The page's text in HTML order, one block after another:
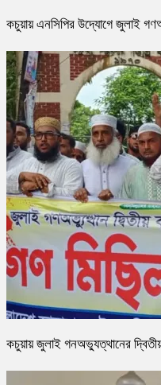
কচুয়ায় এনসিপির উদ্যোগে জুলাই
কচুয়ায় জুলাই গনঅভ্যুত্থানের দ্বিতীয়